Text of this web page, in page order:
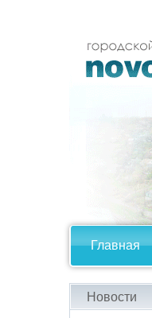
Главная
Новости